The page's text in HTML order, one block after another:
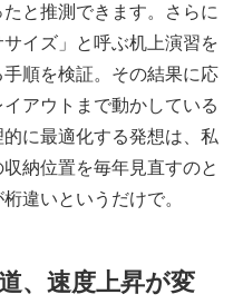
と推測できます。さらに
イズ」と呼ぶ机上演習を
順を検証。その結果に応
アウトまで動かしている
に最適化する発想は、私
納位置を毎年見直すのと
違いというだけで。
、速度上昇が変